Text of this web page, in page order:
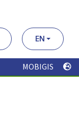
EN
MOBIGIS